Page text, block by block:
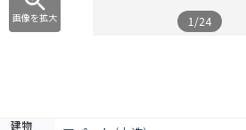
画像を拡大 1/24
建物